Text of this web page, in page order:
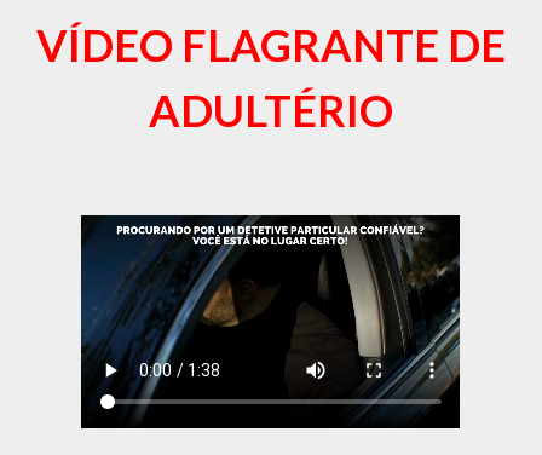
VÍDEO FLAGRANTE DE
ADULTÉRIO